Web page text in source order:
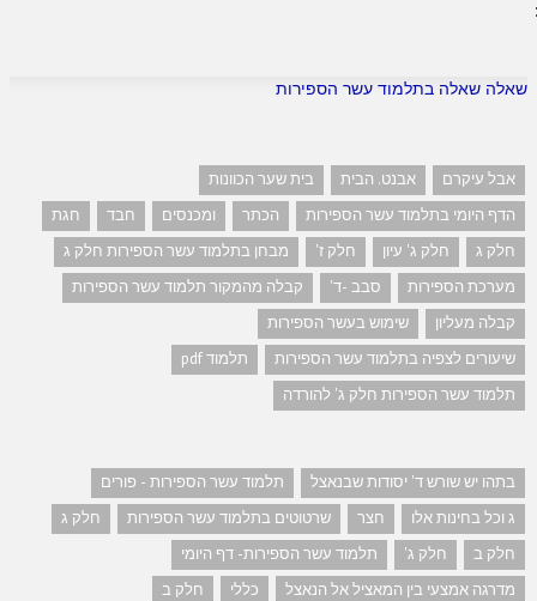
שאלה שאלה בתלמוד עשר הספירות
אבל עיקרם אבנט. הבית
בית שער הכוונות
הדף היומי בתלמוד עשר הספירות
הכתר ומכנסים חבד
חגת
חלק ג
חלק ג' עיון חלק ז'
מבחן בתלמוד עשר הספירות חלק ג
מערכת הספירות
סבב -ד'
קבלה מהמקור תלמוד עשר הספירות
קבלה מעליון
שימוש בעשר הספירות
שיעורים לצפיה בתלמוד עשר הספירות
תלמוד pdf
תלמוד עשר הספירות חלק ג' להורדה
בתהו יש שורש ד' יסודות שבנאצל
תלמוד עשר הספירות - פורים
ג וכל בחינות אלו
חצר שרטוטים בתלמוד עשר הספירות
חלק ג
חלק ב
חלק ג'
תלמוד עשר הספירות- דף היומי
מדרגה אמצעי בין המאציל אל הנאצל
כללי
חלק ב